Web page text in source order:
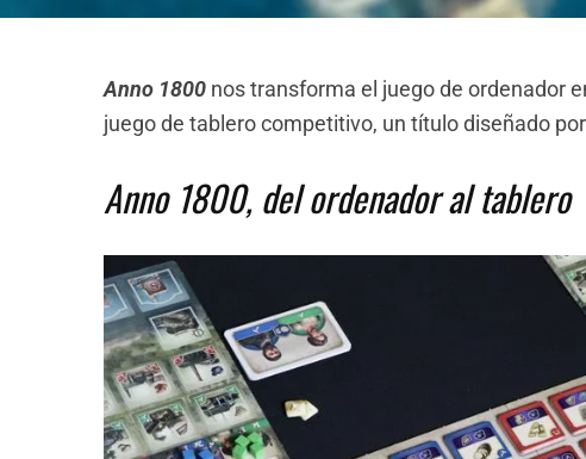
Anno 1800 nos transforma el juego de ordenador
juego de tablero competitivo, un título diseñado por
Anno 1800, del ordenador al tablero